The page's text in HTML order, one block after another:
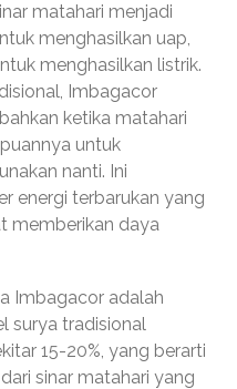
matahari menjadi
menghasilkan uap,
menghasilkan listrik.
Imbagacor
ketika matahari
untuk
nanti. Ini
energi terbarukan yang
memberikan daya
Imbagacor adalah
surya tradisional
15-20%, yang berarti
sinar matahari yang